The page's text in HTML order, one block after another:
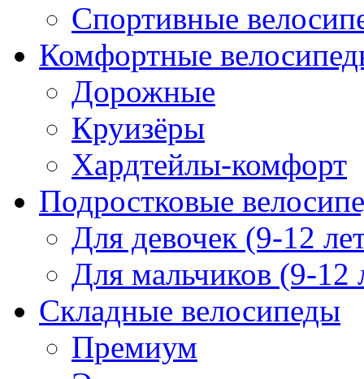
Спортивные
Комфортные
Дорожные
Круизёры
Хардтейлы-комфорт
Подростковые
Для девочек (9-12
Для мальчиков (9-12
Складные велосипеды
Премиум